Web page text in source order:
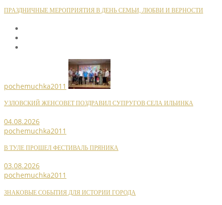
ПРАЗДНИЧНЫЕ МЕРОПРИЯТИЯ В ДЕНЬ СЕМЬИ, ЛЮБВИ И ВЕРНОСТИ
pochemuchka2011
УЗЛОВСКИЙ ЖЕНСОВЕТ ПОЗДРАВИЛ СУПРУГОВ СЕЛА ИЛЬИНКА
04.08.2026
pochemuchka2011
В ТУЛЕ ПРОШЕЛ ФЕСТИВАЛЬ ПРЯНИКА
03.08.2026
pochemuchka2011
ЗНАКОВЫЕ СОБЫТИЯ ДЛЯ ИСТОРИИ ГОРОДА